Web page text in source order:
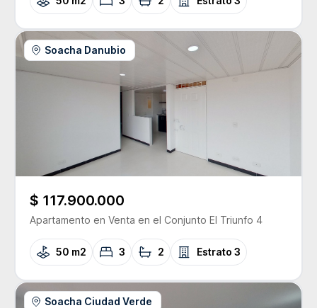
Soacha Danubio
$ 117.900.000
Apartamento en Venta en el Conjunto El Triunfo 4
50 m2 3 2 Estrato 3
Soacha Ciudad Verde